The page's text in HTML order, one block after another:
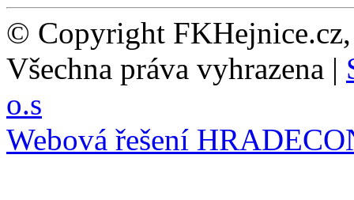
© Copyright
Všechna práva vyhrazena |
o.s
Webová řešení